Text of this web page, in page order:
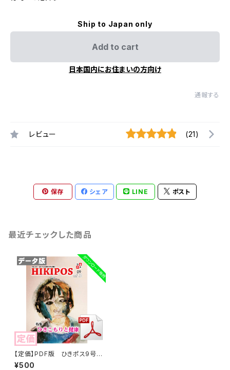
Ship to Japan only
Add to cart
日本国内にお住まいの方向け
通報する
レビュー (21)
保存 シェア LINE ポスト
最近チェックした商品
【定価】PDF版 ひきポス9号
「ひきこもりと健康」
¥500